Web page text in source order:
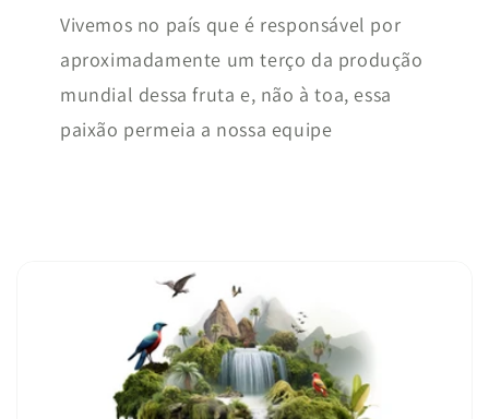
Vivemos no país que é responsável por
aproximadamente um terço da produção
mundial dessa fruta e, não à toa, essa
paixão permeia a nossa equipe